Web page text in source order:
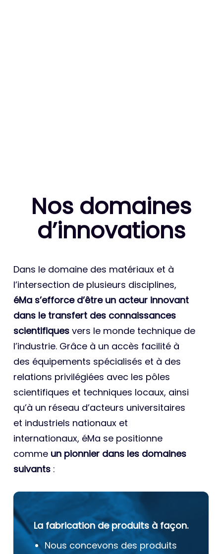
Nos domaines
d’innovations
Dans le domaine des matériaux et à
l’intersection de plusieurs disciplines,
éMa s’efforce d’être un acteur innovant
dans le transfert des connaissances
scientifiques vers le monde technique de
l’industrie. Grâce à un accès facilité à
des équipements spécialisés et à des
relations privilégiées avec les pôles
scientifiques et techniques locaux, ainsi
qu’à un réseau d’acteurs universitaires
et industriels nationaux et
internationaux, éMa se positionne
comme un pionnier dans les domaines
suivants :
La fabrication de produits à façon.
Nous concevons des produits